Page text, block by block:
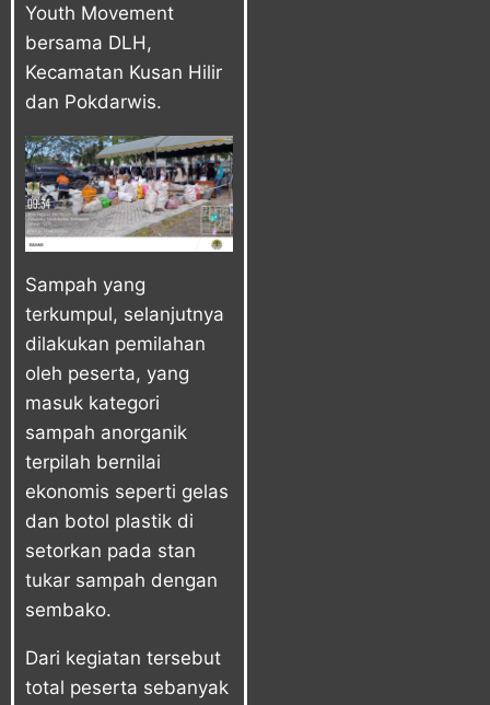
Youth Movement
bersama DLH,
Kecamatan Kusan Hilir
dan Pokdarwis.
Sampah yang
terkumpul, selanjutnya
dilakukan pemilahan
oleh peserta, yang
masuk kategori
sampah anorganik
terpilah bernilai
ekonomis seperti gelas
dan botol plastik di
setorkan pada stan
tukar sampah dengan
sembako.
Dari kegiatan tersebut
total peserta sebanyak